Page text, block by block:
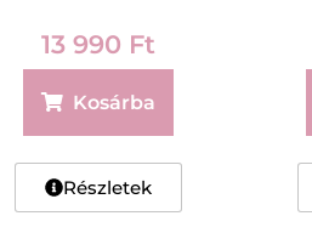
13 990 Ft
Kosárba
Részletek